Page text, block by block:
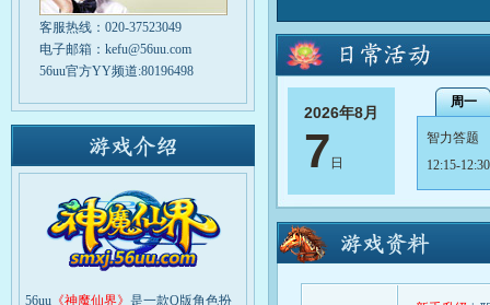
客服热线：020-37523049
电子邮箱：kefu@56uu.com
56uu官方YY频道:80196498
56uu 《神魔仙界》 是一款Q版角色扮
2026年8月
7 日
周一
智力答题
12:15-12:30
智力答题